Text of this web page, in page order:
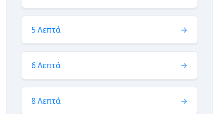
5 Λεπτά
6 Λεπτά
8 Λεπτά